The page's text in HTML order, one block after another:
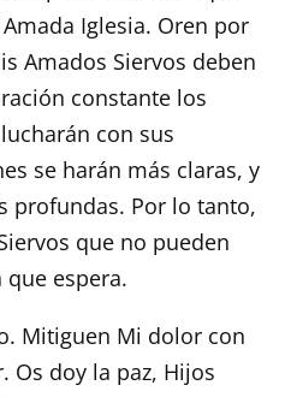
Iglesia. Oren por
Amados Siervos deben
constante los
con sus
se harán más claras, y
profundas. Por lo tanto,
que no pueden
espera.
Mitiguen Mi dolor con
Os doy la paz, Hijos